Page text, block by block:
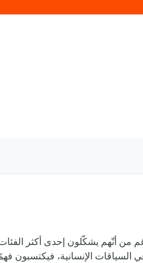
من أنّهم يشكّلون إحدى أكثر
السياقات الإنسانية،